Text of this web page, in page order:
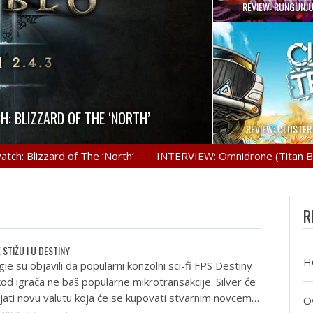
ZERO DAWN
Earth. Year, unknown. A bleak
had survived, bereft of…
BLIZZARD OF THE ‘NORTH’
damn-well know that Blizzard has
Diablo 3…
GAMING MOUSE
gaming mice have been really
have gone more…
thing…
REVIEW:
REVIEW:
of The ‘North’ INTERVIEW: Omnidrone (Titan Brawl)
STIŽU I U DESTINY
su objavili da popularni konzolni sci-fi FPS Destiny
igrača ne baš popularne mikrotransakcije. Silver će
novu valutu koja će se kupovati stvarnim novcem…